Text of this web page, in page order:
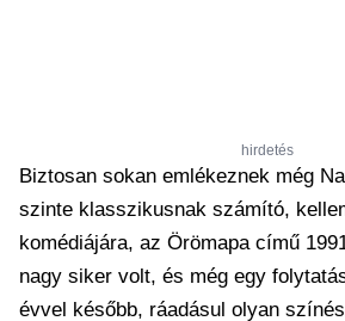
hirdetés
Biztosan sokan emlékeznek még
szinte klasszikusnak számító,
komédiájára, az Örömapa című
nagy siker volt, és még egy
évvel később, ráadásul olyan